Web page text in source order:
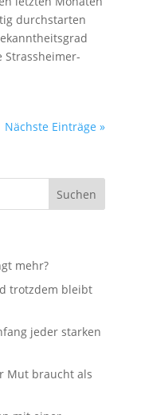
durchstarten
Strassheimer-
Nächste Einträge »
Suchen
mehr?
trotzdem bleibt
jeder starken
Mut braucht als